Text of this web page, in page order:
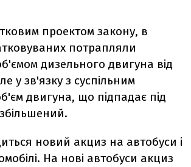
проектом закону, в
потрапляли
дизельного двигуна від
у зв'язку з суспільним
двигуна, що підпадає під
новий акциз на автобуси і
На нові автобуси акциз